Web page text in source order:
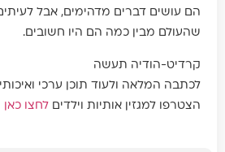
הם עושים דברים מדהימים, אבל
שהעולם מבין כמה הם היו חשובים.
קרדיט-הודיה תעשה
לכתבה המלאה ולעוד תוכן ערכי
הצטרפו למגזין אותיות וילדים לחצו כאן